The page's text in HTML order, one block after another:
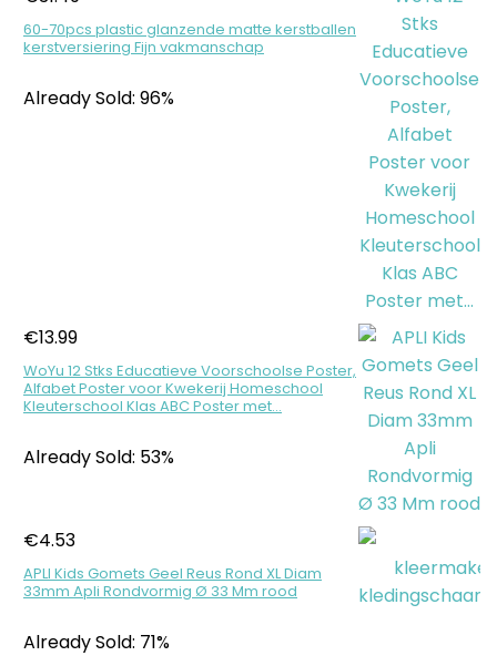
60-70pcs plastic glanzende matte kerstballen
kerstversiering Fijn vakmanschap
Already Sold: 96%
€13.99
WoYu 12 Stks Educatieve Voorschoolse Poster,
Alfabet Poster voor Kwekerij Homeschool
Kleuterschool Klas ABC Poster met…
Already Sold: 53%
€4.53
APLI Kids Gomets Geel Reus Rond XL Diam
33mm Apli Rondvormig Ø 33 Mm rood
Already Sold: 71%